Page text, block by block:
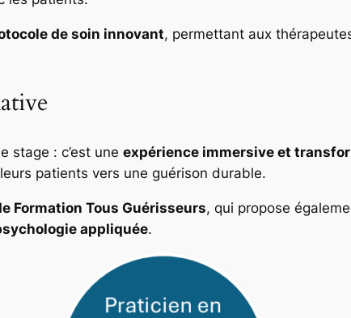
de soin innovant, permettant aux
stage : c’est une expérience immersive et
patients vers une guérison durable.
Formation Tous Guérisseurs, qui propose
appliquée.